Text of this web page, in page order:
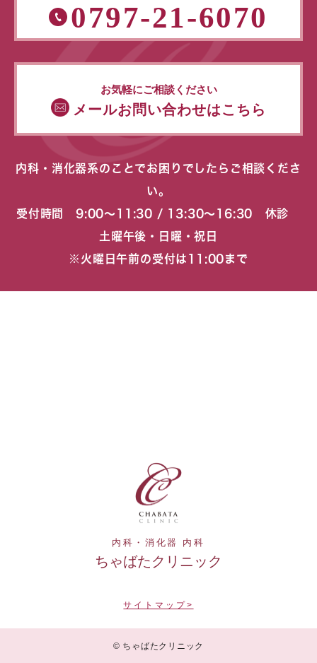
0797-21-6070
お気軽にご相談ください
メールお問い合わせはこちら
内科・消化器系のことでお困りでしたらご相談くださ
い。
受付時間 9:00〜11:30 / 13:30〜16:30 休診
土曜午後・日曜・祝日
※火曜日午前の受付は11:00まで
内科・消化器 内科
ちゃばたクリニック
サイトマップ>
© ちゃばたクリニック